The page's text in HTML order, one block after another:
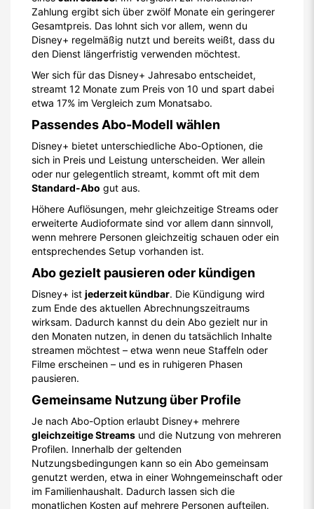
Zahlung ergibt sich über zwölf Monate ein geringerer
Gesamtpreis. Das lohnt sich vor allem, wenn du
Disney+ regelmäßig nutzt und bereits weißt, dass du
den Dienst längerfristig verwenden möchtest.
Wer sich für das Disney+ Jahresabo entscheidet,
streamt 12 Monate zum Preis von 10 und spart dabei
etwa 17% im Vergleich zum Monatsabo.
Passendes Abo-Modell wählen
Disney+ bietet unterschiedliche Abo-Optionen, die
sich in Preis und Leistung unterscheiden. Wer allein
oder nur gelegentlich streamt, kommt oft mit dem
Standard-Abo gut aus.
Höhere Auflösungen, mehr gleichzeitige Streams oder
erweiterte Audioformate sind vor allem dann sinnvoll,
wenn mehrere Personen gleichzeitig schauen oder ein
entsprechendes Setup vorhanden ist.
Abo gezielt pausieren oder kündigen
Disney+ ist jederzeit kündbar. Die Kündigung wird
zum Ende des aktuellen Abrechnungszeitraums
wirksam. Dadurch kannst du dein Abo gezielt nur in
den Monaten nutzen, in denen du tatsächlich Inhalte
streamen möchtest – etwa wenn neue Staffeln oder
Filme erscheinen – und es in ruhigeren Phasen
pausieren.
Gemeinsame Nutzung über Profile
Je nach Abo-Option erlaubt Disney+ mehrere
gleichzeitige Streams und die Nutzung von mehreren
Profilen. Innerhalb der geltenden
Nutzungsbedingungen kann so ein Abo gemeinsam
genutzt werden, etwa in einer Wohngemeinschaft oder
im Familienhaushalt. Dadurch lassen sich die
monatlichen Kosten auf mehrere Personen aufteilen.